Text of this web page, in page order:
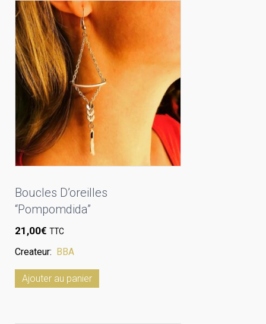
Boucles D’oreilles
“Pompomdida”
21,00€ TTC
Createur: BBA
Ajouter au panier